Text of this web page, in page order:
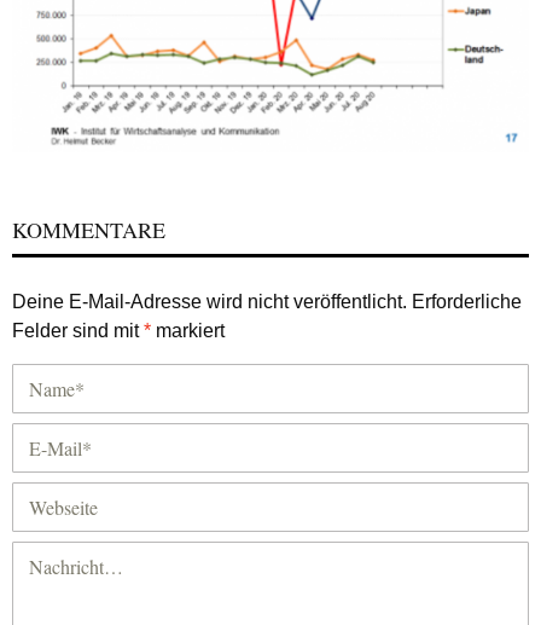
KOMMENTARE
Deine E-Mail-Adresse wird nicht veröffentlicht. Erforderliche
Felder sind mit* markiert